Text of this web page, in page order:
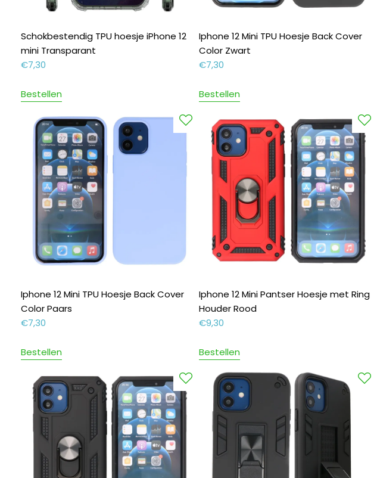
Schokbestendig TPU hoesje iPhone 12
mini Transparant
€7,30
Bestellen
Iphone 12 Mini TPU Hoesje Back Cover
Color Zwart
€7,30
Bestellen
Iphone 12 Mini TPU Hoesje Back Cover
Color Paars
€7,30
Bestellen
Iphone 12 Mini Pantser Hoesje met Ring
Houder Rood
€9,30
Bestellen